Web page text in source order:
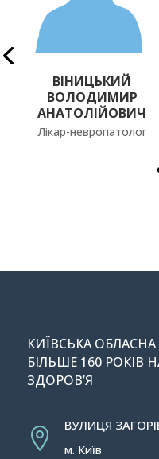
ВІНИЦЬКИЙ
ВОЛОДИМИР
АНАТОЛІЙОВИЧ
Лікар-невропатолог
КИЇВСЬКА ОБЛАСНА
БІЛЬШЕ 160 РОКІВ
ЗДОРОВ’Я

ВУЛИЦЯ
м. Київ